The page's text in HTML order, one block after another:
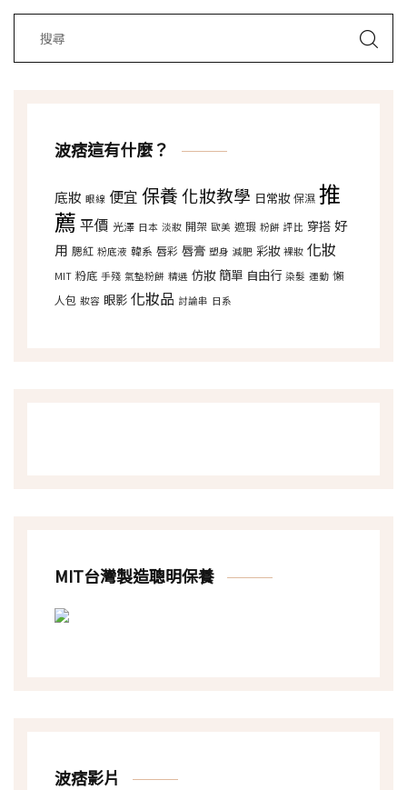
波痞這有什麼？
底妝 眼線 便宜 保養化妝教學 日常妝 保濕 推
薦 平價 光澤 日本 淡妝 開架 歐美 遮瑕 粉餅 評比 穿搭 好
用 腮紅 粉底液 韓系 唇彩 唇膏 塑身 減肥 彩妝 裸妝 化妝
MIT 粉底 手殘 氣墊粉餅 精選 仿妝 簡單 自由行 染髮 運動 懶
人包 妝容 眼影 化妝品 討論串 日系
MIT台灣製造聰明保養
波痞影片